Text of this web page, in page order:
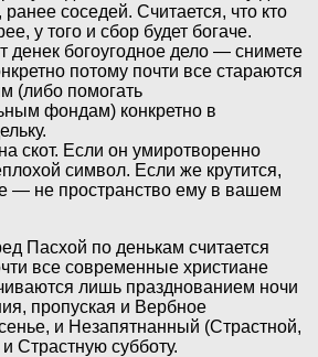
соседей. Считается, что кто
у того и сбор будет богаче.
денек богоугодное дело — снимете
потому почти все стараются
(либо помогать
фондам) конкретно в
скот. Если он умиротворенно
символ. Если же крутится,
— не пространство ему в вашем
Пасхой по денькам считается
все современные христиане
лишь празднованием ночи
пропуская и Вербное
и Незапятнанный (Страстной,
Страстную субботу.